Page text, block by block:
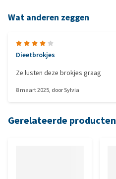
Wat anderen zeggen
Dieetbrokjes
Ze lusten deze brokjes graag
8 maart 2025, doorSylvia
Gerelateerde producten